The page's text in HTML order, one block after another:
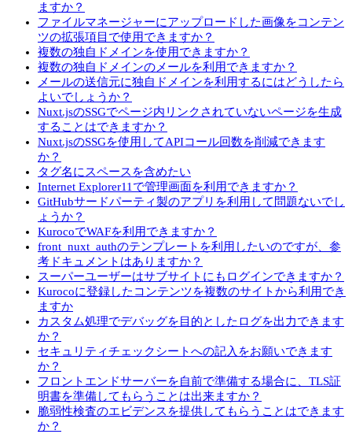
ますか？
ファイルマネージャーにアップロードした画像をコンテン
ツの拡張項目で使用できますか？
複数の独自ドメインを使用できますか？
複数の独自ドメインのメールを利用できますか？
メールの送信元に独自ドメインを利用するにはどうしたら
よいでしょうか？
Nuxt.jsのSSGでページ内リンクされていないページを生成
することはできますか？
Nuxt.jsのSSGを使用してAPIコール回数を削減できます
か？
タグ名にスペースを含めたい
Internet Explorer11で管理画面を利用できますか？
GitHubサードパーティ製のアプリを利用して問題ないでし
ょうか？
KurocoでWAFを利用できますか？
front_nuxt_authのテンプレートを利用したいのですが、参
考ドキュメントはありますか？
スーパーユーザーはサブサイトにもログインできますか？
Kurocoに登録したコンテンツを複数のサイトから利用でき
ますか
カスタム処理でデバッグを目的としたログを出力できます
か？
セキュリティチェックシートへの記入をお願いできます
か？
フロントエンドサーバーを自前で準備する場合に、TLS証
明書を準備してもらうことは出来ますか？
脆弱性検査のエビデンスを提供してもらうことはできます
か？